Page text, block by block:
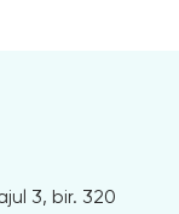
3, bir. 320